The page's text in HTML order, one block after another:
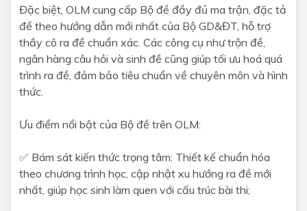
Đặc biệt, OLM cung cấp Bộ đề đầy đủ ma trận, đặc tả
đề theo hướng dẫn mới nhất của Bộ GD&ĐT, hỗ trợ
thầy cô ra đề chuẩn xác. Các công cụ như trộn đề,
ngân hàng câu hỏi và sinh đề cũng giúp tối ưu hoá quá
trình ra đề, đảm bảo tiêu chuẩn về chuyên môn và hình
thức.
Ưu điểm nổi bật của Bộ đề trên OLM:
✅ Bám sát kiến thức trọng tâm: Thiết kế chuẩn hóa
theo chương trình học, cập nhật xu hướng ra đề mới
nhất, giúp học sinh làm quen với cấu trúc bài thi;